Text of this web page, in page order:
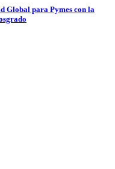
Global para Pymes con la